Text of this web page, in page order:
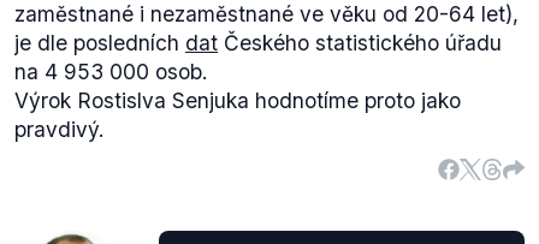
zaměstnané i nezaměstnané ve věku od 20-64 let),
je dle posledních dat Českého statistického úřadu
na 4 953 000 osob.
Výrok Rostislva Senjuka hodnotíme proto jako
pravdivý.